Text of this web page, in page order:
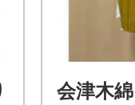
会津木